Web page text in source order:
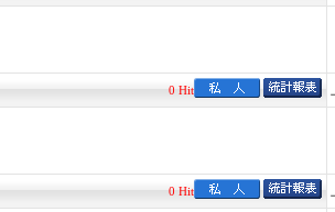
0 Hit
0 Hit